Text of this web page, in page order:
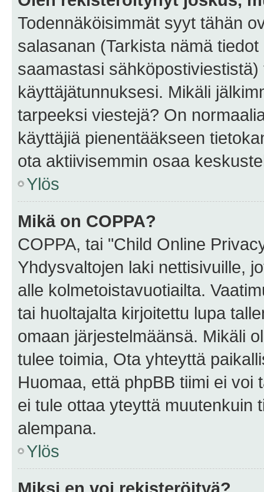
Todennäköisimmät syyt tähän
salasanan (Tarkista nämä
saamastasi
käyttäjätunnuksesi. Mikäli
tarpeeksi viestejä? On
käyttäjiä pienentääkseen
ota aktiivisemmin osaa
Ylös
Mikä on COPPA?
COPPA, tai "Child Online
Yhdysvaltojen laki nettisivuille,
alle kolmetoistavuotiailta.
tai huoltajalta kirjoitettu lupa
omaan järjestelmäänsä. Mikäli
tulee toimia, Ota yhteyttä
Huomaa, että phpBB tiimi ei
ei tule ottaa yteyttä muutenkuin
alempana.
Ylös